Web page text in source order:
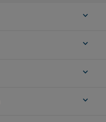
expand_more
expand_more
expand_more
expand_more